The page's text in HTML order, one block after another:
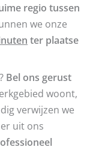
regio tussen
we onze
ter plaatse
Bel ons gerust
woont,
verwijzen we
uit ons